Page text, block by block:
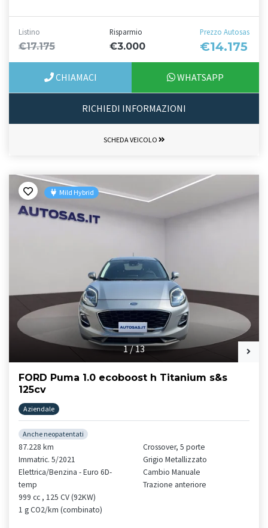
Listino
€17.175
Risparmio
€3.000
Prezzo Autosas
€14.175
CHIAMACI WHATSAPP
RICHIEDI INFORMAZIONI
SCHEDA VEICOLO
1/13
Mild Hybrid
FORD Puma 1.0 ecoboost h Titanium s&s
125cv
Aziendale
Anche neopatentati
87.228 km
Immatric. 5/2021
Elettrica/Benzina - Euro 6D-
temp
999 cc , 125 CV (92KW)
1 g CO2/km (combinato)
Crossover, 5 porte
Grigio Metallizzato
Cambio Manuale
Trazione anteriore